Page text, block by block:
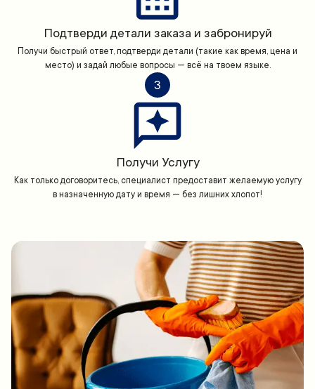
Подтверди детали заказа и забронируй
Получи быстрый ответ, подтверди детали (такие как время, цена и
место) и задай любые вопросы — всё на твоем языке.
3
Получи Услугу
Как только договоритесь, специалист предоставит желаемую услугу
в назначенную дату и время — без лишних хлопот!